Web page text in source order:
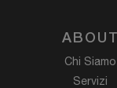
ABOUT
Chi Siamo
Servizi